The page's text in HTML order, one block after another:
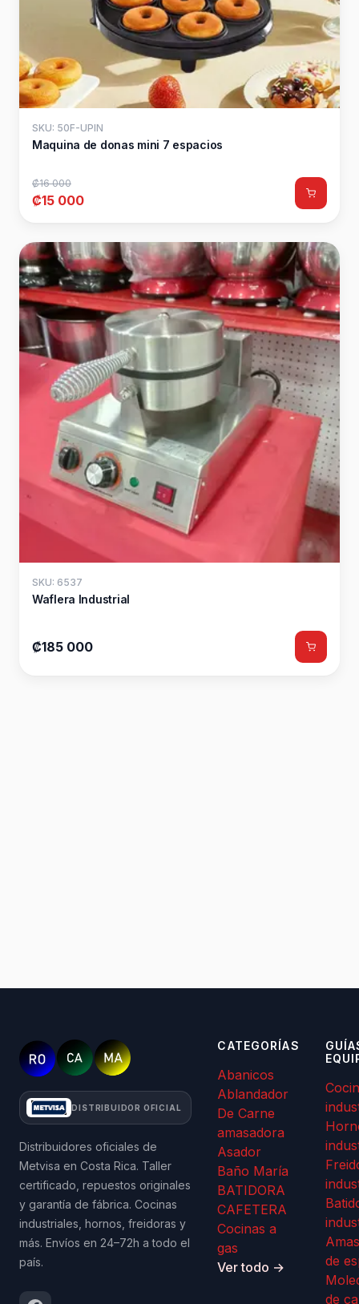
SKU: 50F-UPIN
Maquina de donas mini 7 espacios
₡16 000
₡15 000
SKU: 6537
Waflera Industrial
₡185 000
DISTRIBUIDOR OFICIAL
Distribuidores oficiales de
Metvisa en Costa Rica. Taller
certificado, repuestos originales
y garantía de fábrica. Cocinas
industriales, hornos, freidoras y
más. Envíos en 24–72h a todo el
país.
CATEGORÍAS
Abanicos
Ablandador
De Carne
amasadora
Asador
Baño María
BATIDORA
CAFETERA
Cocinas a
gas
Ver todo →
de
de